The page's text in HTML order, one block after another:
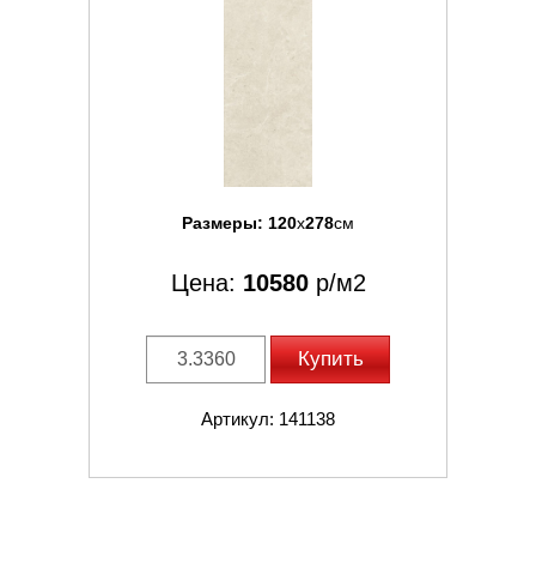
Размеры: 120x278см
Цена: 10580р/м2
Купить
Артикул: 141138